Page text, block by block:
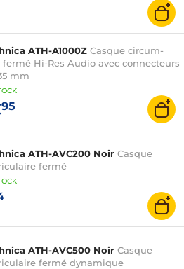
ATH-A1000Z Casque circum-
Hi-Res Audio avec connecteurs
mm
95
ATH-AVC200 Noir Casque
fermé
ATH-AVC500 Noir Casque
fermé dynamique